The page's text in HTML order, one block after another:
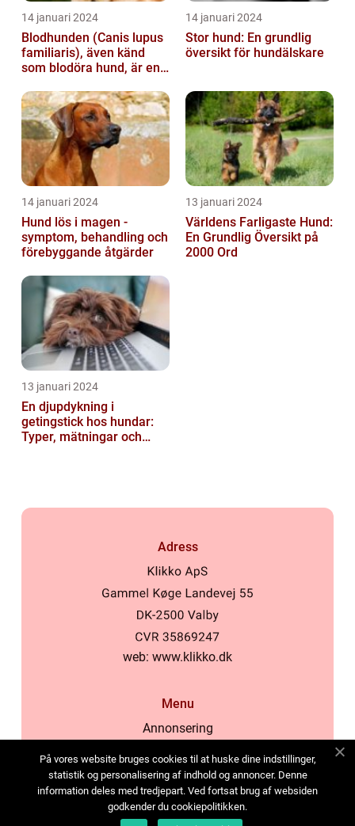
14 januari 2024
Blodhunden (Canis lupus
familiaris), även känd
som blodöra hund, är en
kara...
14 januari 2024
Stor hund: En grundlig
översikt för hundälskare
14 januari 2024
Hund lös i magen -
symptom, behandling och
förebyggande åtgärder
13 januari 2024
Världens Farligaste Hund:
En Grundlig Översikt på
2000 Ord
13 januari 2024
En djupdykning i
getingstick hos hundar:
Typer, mätningar och
Adress
web: www.klikko.dk
Menu
Annonsering
Cookies
Kontakta oss
Sitemap
På vores website bruges cookies til at huske dine indstillinger,
statistik og personalisering af indhold og annoncer. Denne
information deles med tredjepart. Ved fortsat brug af websiden
godkender du cookiepolitikken.